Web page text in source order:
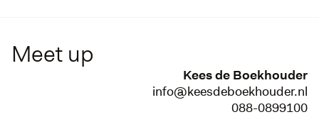
Meet up
Kees de Boekhouder
info@keesdeboekhouder.nl
088-0899100